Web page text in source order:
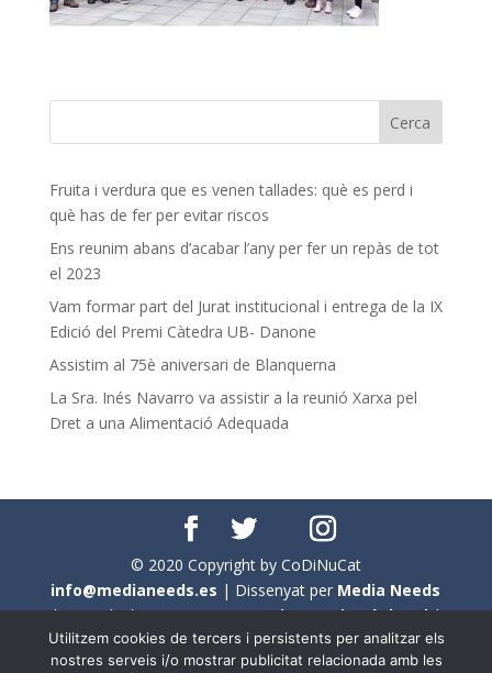
Fruita i verdura que es venen tallades: què es perd i
què has de fer per evitar riscos
Ens reunim abans d’acabar l’any per fer un repàs de tot
el 2023
Vam formar part del Jurat institucional i entrega de la IX
Edició del Premi Càtedra UB- Danone
Assistim al 75è aniversari de Blanquerna
La Sra. Inés Navarro va assistir a la reunió Xarxa pel
Dret a una Alimentació Adequada
© 2020 Copyright by CoDiNuCat
info@medianeeds.es | Dissenyat per Media Needs
| Tots els drets reservats aCoDiNuCat |Avís legal|
Avís per cookies
Utilitzem cookies de tercers i persistents per analitzar els
nostres serveis i/o mostrar publicitat relacionada amb les